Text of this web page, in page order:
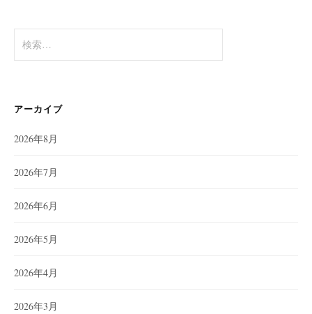
索:
アーカイブ
2026年8月
2026年7月
2026年6月
2026年5月
2026年4月
2026年3月